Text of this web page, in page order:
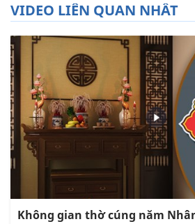
VIDEO LIÊN QUAN NHẤT
Không gian thờ cúng năm